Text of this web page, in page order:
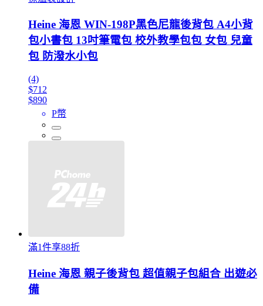
Heine 海恩 WIN-198P黑色尼龍後背包 A4小背
包小書包 13吋筆電包 校外教學包包 女包 兒童
包 防潑水小包
(4)
$712
$890
P幣
滿1件享88折
Heine 海恩 親子後背包 超值親子包組合 出遊必
備